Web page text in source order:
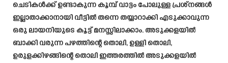
ചെടികൾക്ക് ഉണ്ടാകുന്ന കൂമ്പ് വാട്ടം പോലുള്ള പ്രശ്നങ്ങൾ
ഇല്ലാതാക്കാനായി വീട്ടിൽ തന്നെ തയ്യാറാക്കി എടുക്കാവുന്ന
ഒരു ലായനിയുടെ കൂട്ട് മനസ്സിലാക്കാം. അടുക്കളയിൽ
ബാക്കി വരുന്ന പഴത്തിന്റെ തൊലി, ഉള്ളി തൊലി,
ഉരുളക്കിഴങ്ങിന്റെ തൊലി ഇത്തരത്തിൽ അടുക്കളയിൽ